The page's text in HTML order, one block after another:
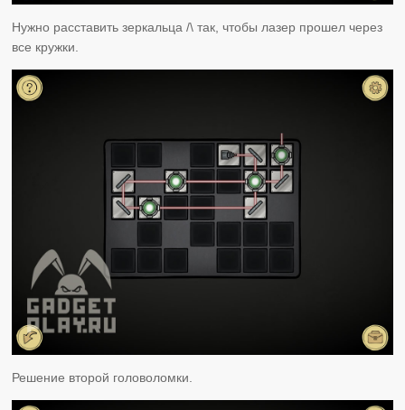
Нужно расставить зеркальца /\ так, чтобы лазер прошел через
все кружки.
Решение второй головоломки.